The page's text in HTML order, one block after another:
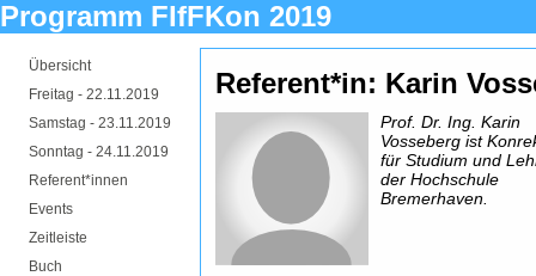
Programm FIfFKon 2019
Übersicht
Freitag - 22.11.2019
Samstag - 23.11.2019
Sonntag - 24.11.2019
Referent*innen
Events
Zeitleiste
Buch
Referent*in: Karin
Prof. Dr. Ing. Karin
Vosseberg ist
für Studium und
der Hochschule
Bremerhaven.